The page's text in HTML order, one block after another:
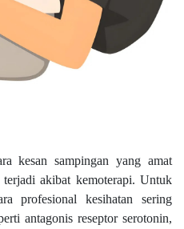
kesan sampingan yang amat
akibat kemoterapi. Untuk
profesional kesihatan sering
antagonis reseptor serotonin,